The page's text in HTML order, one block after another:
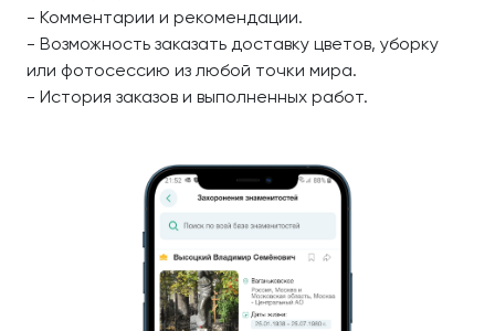
- Комментарии и рекомендации.
- Возможность заказать доставку цветов, уборку
или фотосессию из любой точки мира.
- История заказов и выполненных работ.